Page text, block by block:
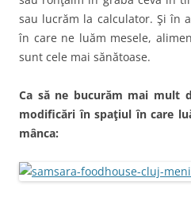
sau lucrăm la calculator. Şi în
în care ne luăm mesele,
sunt cele mai sănătoase.
Ca să ne bucurăm mai mult
modificări în spaţiul în care
mânca: